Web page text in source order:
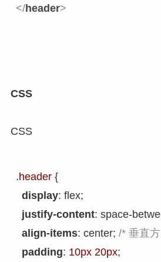
</header>
CSS
CSS
.header {
display: flex;
justify-content: space-
align-items: center; /* 垂直
padding: 10px 20px;